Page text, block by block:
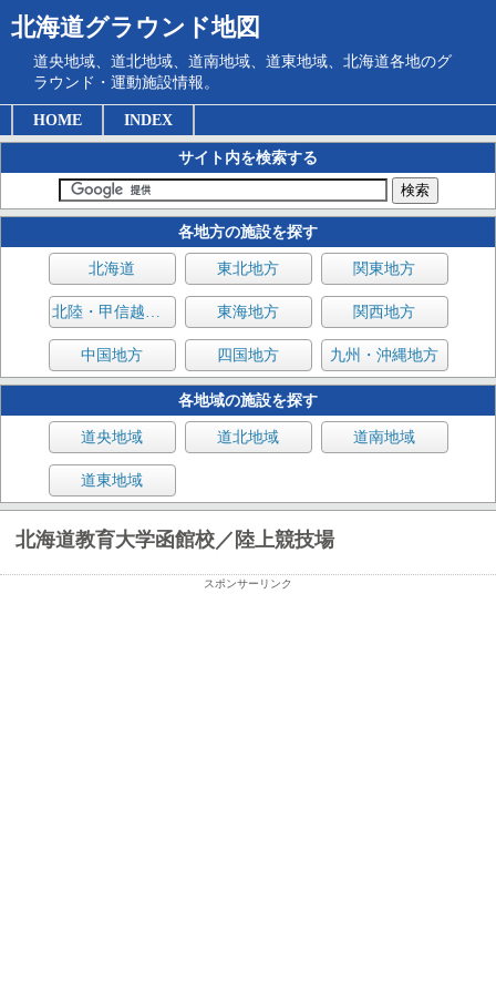
北海道グラウンド地図
道央地域、道北地域、道南地域、道東地域、北海道各地のグ
ラウンド・運動施設情報。
HOME INDEX
サイト内を検索する
各地方の施設を探す
北海道 東北地方 関東地方
北陸・甲信越地方 東海地方 関西地方
中国地方 四国地方 九州・沖縄地方
各地域の施設を探す
道央地域 道北地域 道南地域
道東地域
北海道教育大学函館校／陸上競技場
スポンサーリンク